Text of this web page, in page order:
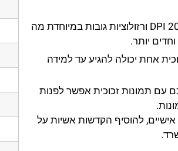
איכות ההדפסה יכולה להגיע עד 2000 DPI ורזולוציות גובות במיוחדת מה
יותר.
אחת יכולה להגיע עד למידה
תמונות זכוכית אפשר לפנות
אישיים, להוסיף הקדשות אשיות על